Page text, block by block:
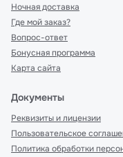
Ночная доставка
Где мой заказ?
Вопрос-ответ
Бонусная программа
Карта сайта
Документы
Реквизиты и лицензии
Пользовательское
Политика обработки